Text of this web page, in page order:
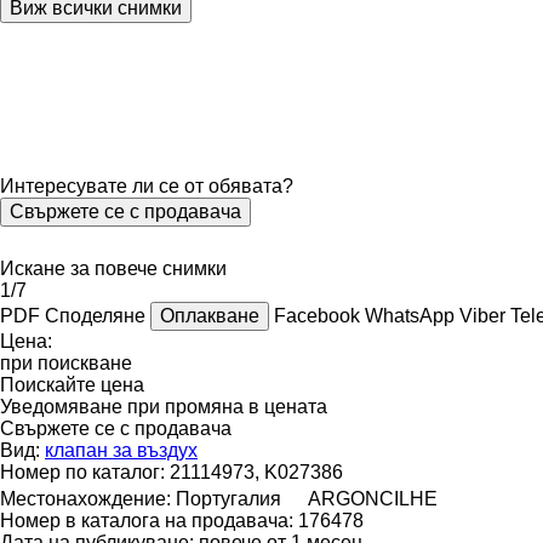
Виж всички снимки
Интересувате ли се от обявата?
Свържете се с продавача
Искане за повече снимки
1/7
PDF Споделяне Оплакване Facebook WhatsApp Viber
Цена:
при поискване
Поискайте цена
Уведомяване при промяна в цената
Свържете се с продавача
Вид: клапан за въздух
Номер по каталог: 21114973, K027386
Местонахождение: Португалия
ARGONCILHE
Номер в каталога на продавача: 176478